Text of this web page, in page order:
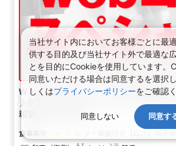
Ｗｅｂコレスペシャル♪九州 【早期申込
♪夕食は豊後鍋とりゅうきゅうの会席★
和室(2名～3名1室)
当社サイト内においてお客様ごとに最
供する目的及び当社サイト外で最適な
とを目的にCookieを使用しています。
同意いただける場合は同意するを選択
しくはプライバシーポリシーをご確認
同意しない 同意す